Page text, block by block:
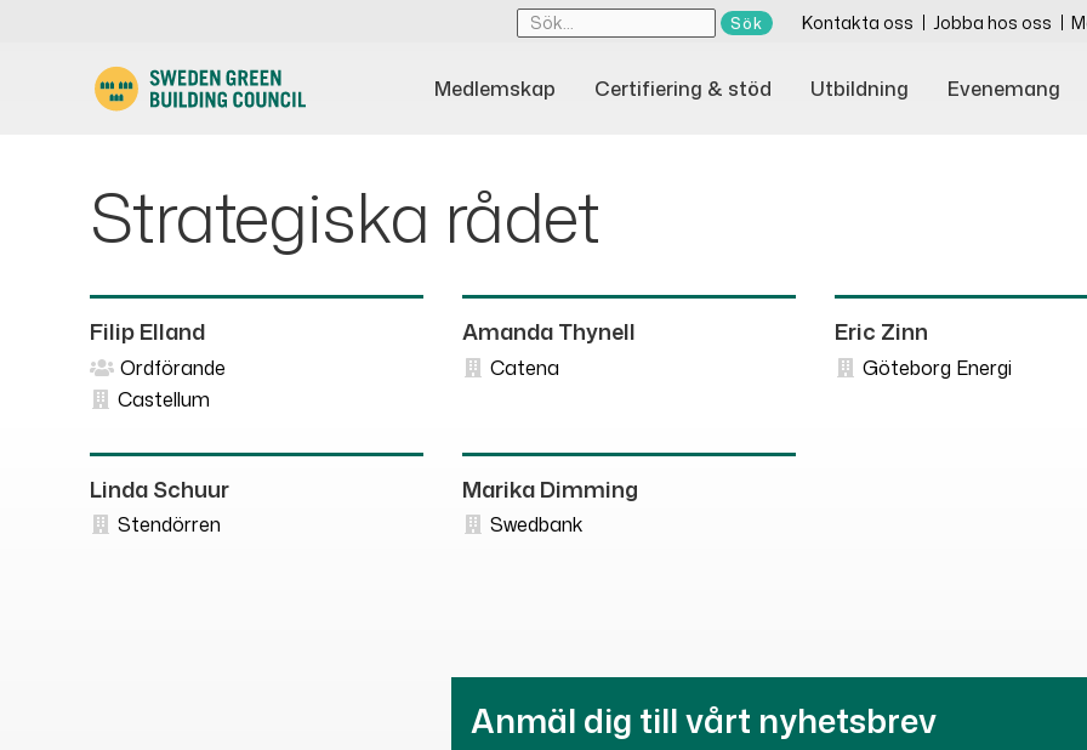
Kontakta oss Jobba hos oss
Medlemskap Certifiering & stöd Utbildning Evenemang
Strategiska rådet
Filip Elland
Ordförande
Castellum
Amanda Thynell
Catena
Eric Zinn
Göteborg Energi
Linda Schuur
Stendörren
Marika Dimming
Swedbank
Anmäl dig till vårt nyhetsbrev